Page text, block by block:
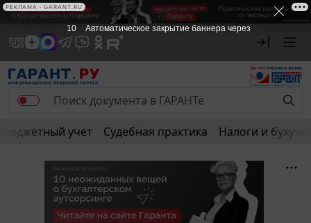
Бюджетный учет Судебная практика Налоги и
9 Автоматическое закрытие баннера через
РЕКЛАМА • GARANT.RU